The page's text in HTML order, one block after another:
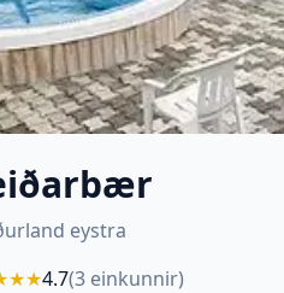
eystra
★★4.7(3 einkunnir)